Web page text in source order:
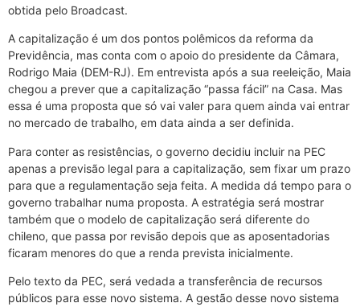
obtida pelo Broadcast.
A capitalização é um dos pontos polêmicos da reforma da
Previdência, mas conta com o apoio do presidente da Câmara,
Rodrigo Maia (DEM-RJ). Em entrevista após a sua reeleição, Maia
chegou a prever que a capitalização “passa fácil” na Casa. Mas
essa é uma proposta que só vai valer para quem ainda vai entrar
no mercado de trabalho, em data ainda a ser definida.
Para conter as resistências, o governo decidiu incluir na PEC
apenas a previsão legal para a capitalização, sem fixar um prazo
para que a regulamentação seja feita. A medida dá tempo para o
governo trabalhar numa proposta. A estratégia será mostrar
também que o modelo de capitalização será diferente do
chileno, que passa por revisão depois que as aposentadorias
ficaram menores do que a renda prevista inicialmente.
Pelo texto da PEC, será vedada a transferência de recursos
públicos para esse novo sistema. A gestão desse novo sistema